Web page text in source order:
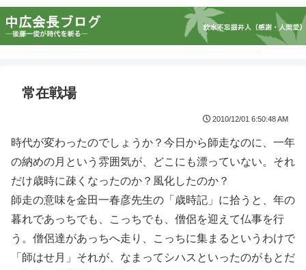
常在戦場
2010/12/01 6:50:48 AM
時代が変わったのでしょうか？今日から師走なのに、一年
の納めの月という雰囲気が、どこにも漂っていない。それ
だけ歳時に疎くなったのか？風化したのか？
師走の意味を金田一春彦先生の「歳時記」に拾うと、年の
暮れであっちでも、こっちでも、僧侶を迎えて仏事を行
う。僧侶達があっちへ走り、こっちに集まるというわけで
「師はせ月」それが、なまってシハスといったのがもとだ